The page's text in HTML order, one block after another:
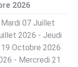
2026
07 Juillet
2026 - Jeudi
Octobre 2026
- Mercredi 21